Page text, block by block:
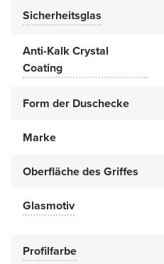
Sicherheitsglas
Anti-Kalk Crystal
Coating
Form der Duschecke
Marke
Oberfläche des Griffes
Glasmotiv
Profilfarbe